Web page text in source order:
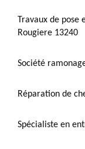
Travaux de pose
Rougiere 13240
Société
Réparation de
Spécialiste en